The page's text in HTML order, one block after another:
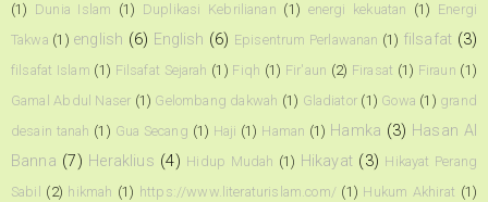
(1) Dunia Islam (1) Duplikasi Kebrilianan (1) energi kekuatan (1) Energi
Takwa (1) english (6) English (6) Episentrum Perlawanan (1) filsafat (3)
filsafat Islam (1) Filsafat Sejarah (1) Fiqh (1) Fir'aun (2) Firasat (1) Firaun (1)
Gamal Abdul Naser (1) Gelombang dakwah (1) Gladiator (1) Gowa (1) grand
desain tanah (1) Gua Secang (1) Haji (1) Haman (1) Hamka (3) Hasan Al
Banna (7) Heraklius (4) Hidup Mudah (1) Hikayat (3) Hikayat Perang
Sabil
(2) hikmah (1) https://www.literaturislam.com/ (1) Hukum Akhirat (1)